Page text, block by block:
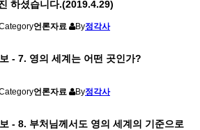
하셨습니다.(2019.4.29)
언론자료 By정각사
- 7. 영의 세계는 어떤 곳인가?
언론자료 By정각사
- 8. 부처님께서도 영의 세계의 기준으로